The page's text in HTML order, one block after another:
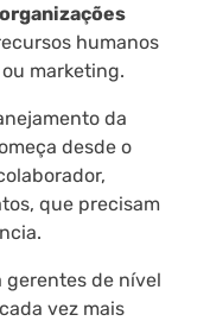
humanos
marketing.
da
desde o
que precisam
gerentes de nível
vez mais